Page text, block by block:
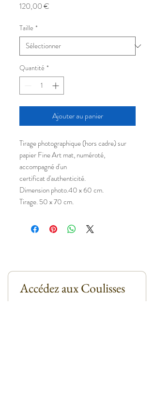
120,00 €
Taille *
Quantité *
Ajouter au panier
Tirage photographique (hors cadre) sur
papier Fine Art mat, numéroté,
accompagné d'un
certificat d'authenticité.
Dimension photo.40 x 60 cm.
Tirage. 50 x 70 cm.
Accédez aux Coulisses